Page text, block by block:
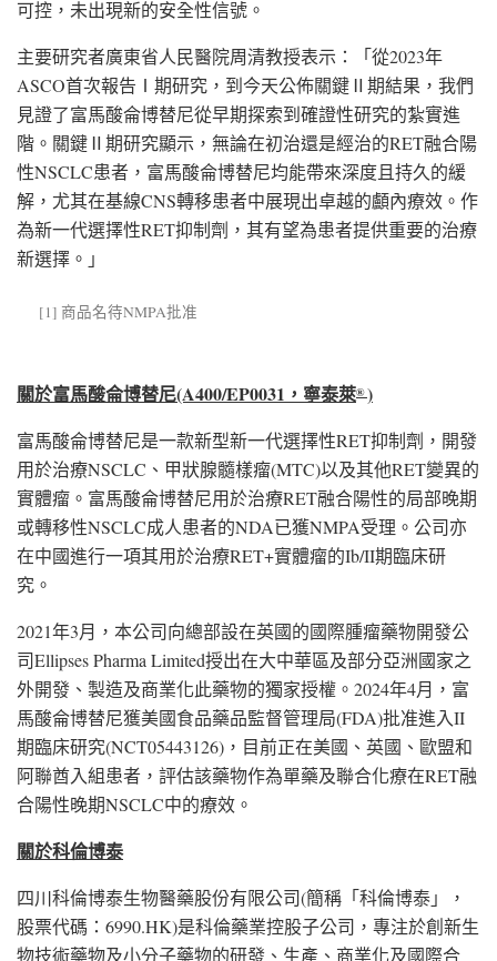
可控，未出現新的安全性信號。
主要研究者廣東省人民醫院周清教授表示：「從2023年
ASCO首次報告Ⅰ期研究，到今天公佈關鍵Ⅱ期結果，我們
見證了富馬酸侖博替尼從早期探索到確證性研究的紮實進
階。關鍵Ⅱ期研究顯示，無論在初治還是經治的RET融合陽
性NSCLC患者，富馬酸侖博替尼均能帶來深度且持久的緩
解，尤其在基線CNS轉移患者中展現出卓越的顱內療效。作
為新一代選擇性RET抑制劑，其有望為患者提供重要的治療
新選擇。」
[1] 商品名待NMPA批准
關於富馬酸侖博替尼(A400/EP0031 ，寧泰萊®)
富馬酸侖博替尼是一款新型新一代選擇性RET抑制劑，開發
用於治療NSCLC、甲狀腺髓樣瘤(MTC)以及其他RET變異的
實體瘤。富馬酸侖博替尼用於治療RET融合陽性的局部晚期
或轉移性NSCLC成人患者的NDA已獲NMPA受理。公司亦
在中國進行一項其用於治療RET+實體瘤的Ib/II期臨床研
究。
2021年3月，本公司向總部設在英國的國際腫瘤藥物開發公
司Ellipses Pharma Limited授出在大中華區及部分亞洲國家之
外開發、製造及商業化此藥物的獨家授權。2024年4月，富
馬酸侖博替尼獲美國食品藥品監督管理局(FDA)批准進入II
期臨床研究(NCT05443126)，目前正在美國、英國、歐盟和
阿聯酋入組患者，評估該藥物作為單藥及聯合化療在RET融
合陽性晚期NSCLC中的療效。
關於科倫博泰
四川科倫博泰生物醫藥股份有限公司(簡稱「科倫博泰」，
股票代碼：6990.HK)是科倫藥業控股子公司，專注於創新生
物技術藥物及小分子藥物的研發、生產、商業化及國際合